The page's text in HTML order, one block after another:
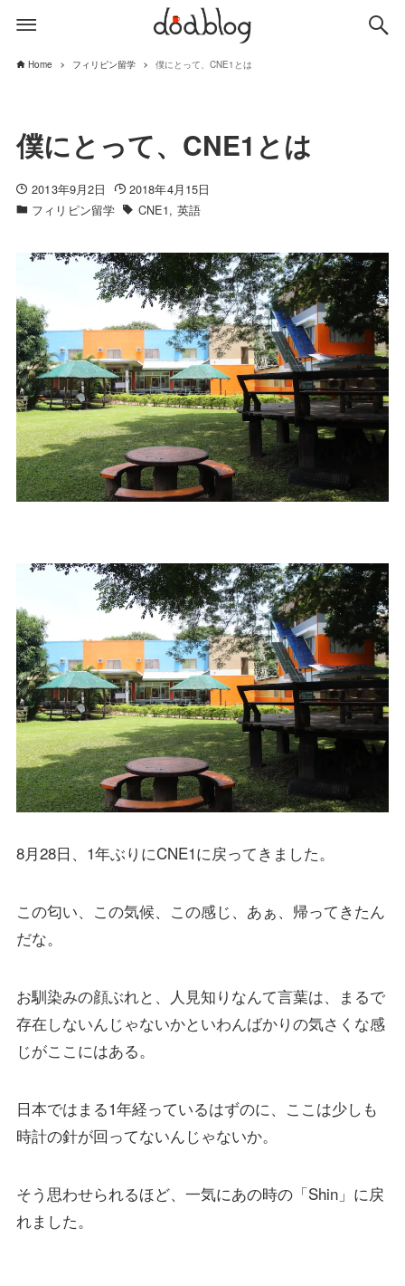
Home フィリピン留学 僕にとって、CNE1とは
僕にとって、CNE1とは
2013年9月2日
2018年4月15日
フィリピン留学
CNE1 英語
8月28日、1年ぶりにCNE1に戻ってきました。
この匂い、この気候、この感じ、あぁ、帰ってきたん
だな。
お馴染みの顔ぶれと、人見知りなんて言葉は、まるで
存在しないんじゃないかといわんばかりの気さくな感
じがここにはある。
日本ではまる1年経っているはずのに、ここは少しも
時計の針が回ってないんじゃないか。
そう思わせられるほど、一気にあの時の「Shin」に戻
れました。